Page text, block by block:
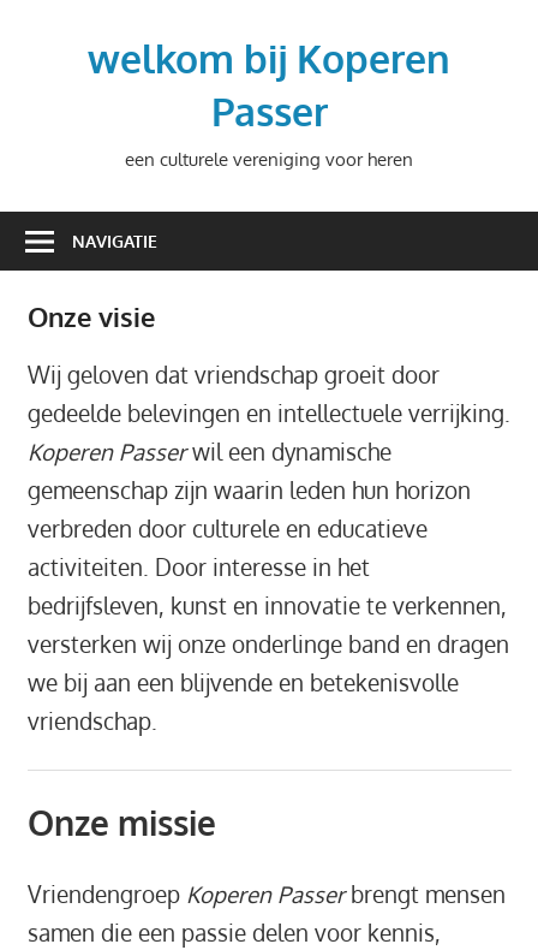
welkom bij Koperen
Passer
een culturele vereniging voor heren
NAVIGATIE
Onze visie
Wij geloven dat vriendschap groeit door
gedeelde belevingen en intellectuele verrijking.
Koperen Passerwil een dynamische
gemeenschap zijn waarin leden hun horizon
verbreden door culturele en educatieve
activiteiten. Door interesse in het
bedrijfsleven, kunst en innovatie te verkennen,
versterken wij onze onderlinge band en dragen
we bij aan een blijvende en betekenisvolle
vriendschap.
Onze missie
Vriendengroep Koperen Passerbrengt mensen
samen die een passie delen voor kennis,